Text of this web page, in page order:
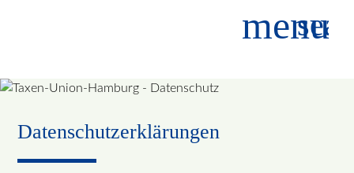
menu
Datenschutzerklärungen